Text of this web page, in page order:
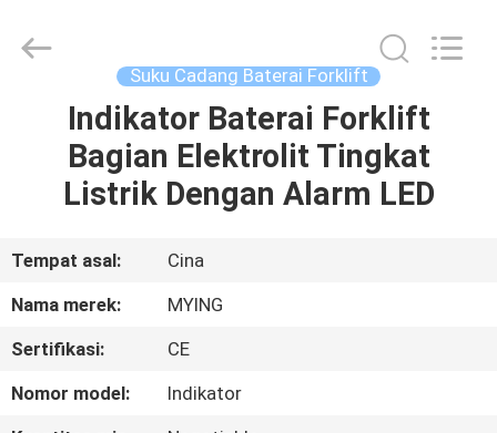
RUMAH
PRODUK
TENTANG
KITA
WISATA
PABRIK
AUTOPARTS
CO.,LIMITED.
Suku Cadang Baterai Forklift
Indikator Baterai Forklift
Bagian Elektrolit Tingkat
Listrik Dengan Alarm LED
Tempat asal:
Cina
Nama merek:
MYING
Sertifikasi:
CE
Nomor model:
Indikator